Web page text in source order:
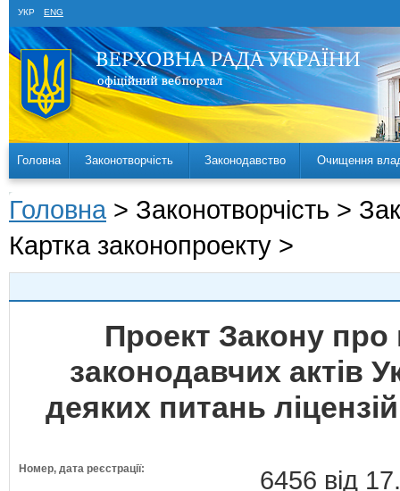
УКР ENG
Головна Законотворчість Законодавство Очищення
Головна > Законотворчість >
Картка законопроекту >
Проект Закону про
законодавчих актів
деяких питань
Номер, дата реєстрації: 6456 від